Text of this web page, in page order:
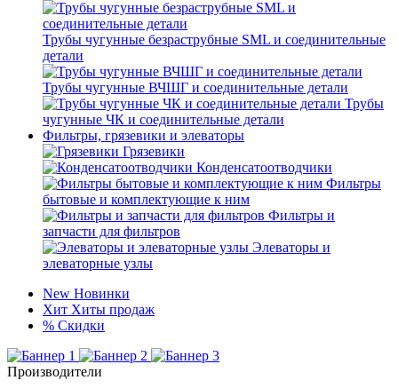
Трубы чугунные безраструбные SML и соединительные
детали
Трубы чугунные ВЧШГ и соединительные детали
Трубы
чугунные ЧК и соединительные детали
Фильтры, грязевики и элеваторы
Грязевики
Конденсатоотводчики
Фильтры
бытовые и комплектующие к ним
Фильтры и
запчасти для фильтров
Элеваторы и
элеваторные узлы
New Новинки
Хит Хиты продаж
% Скидки
Производители